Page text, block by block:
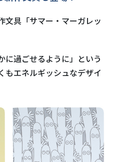
文具「サマー・マーガレッ
に過ごせるように」という
もエネルギッシュなデザイ